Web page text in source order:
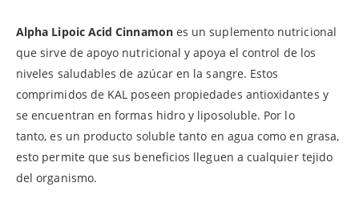
Alpha Lipoic Acid Cinnamon es un suplemento nutricional
que sirve de apoyo nutricional y apoya el control de los
niveles saludables de azúcar en la sangre. Estos
comprimidos de KAL poseen propiedades antioxidantes y
se encuentran en formas hidro y liposoluble. Por lo
tanto, es un producto soluble tanto en agua como en grasa,
esto permite que sus beneficios lleguen a cualquier tejido
del organismo.